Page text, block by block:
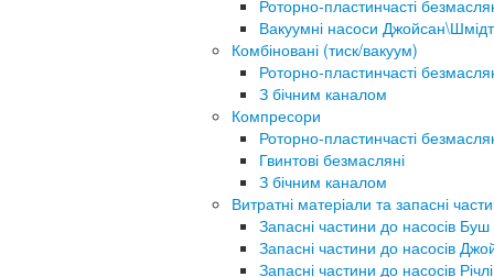
Роторно-пластинчасті
Вакуумні насоси Джойсан\Шмідт
Комбіновані (тиск/вакуум)
Роторно-пластинчасті
З бічним каналом
Компресори
Роторно-пластинчасті
Гвинтові безмасляні
З бічним каналом
Витратні матеріали та запасні
Запасні частини до насосів Буш
Запасні частини до насосів
Запасні частини до насосів Річлі